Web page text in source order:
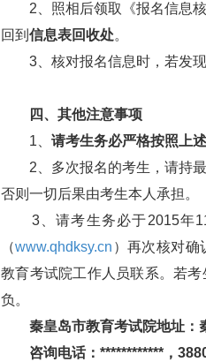
2、照相后领取《报名信息核
回到 信息表回收处。
3、核对报名信息时，若发现
四、其他注意事项
1、 请考生务必严格按照上
2、多次报名的考生，请持最
否则一切后果由考生本人承担。
3、请考生务必于2015年11
（www.qhdksy.cn ）再次核对确
教育考试院工作人员联系。若
负。
秦皇岛市教育考试院地址：
咨询电话：************，